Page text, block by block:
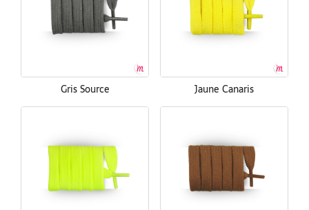
Gris Source Jaune Canaris